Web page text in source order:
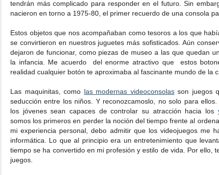
tendrán más complicado para responder en el futuro. Sin
nacieron en torno a 1975-80, el primer recuerdo de una consola
Estos objetos que nos acompañaban como tesoros a los que
se convirtieron en nuestros juguetes más sofisticados. Aún
dejaron de funcionar, como piezas de museo a las que quedan
la infancia. Me acuerdo del enorme atractivo que estos
realidad cualquier botón te aproximaba al fascinante mundo de la
Las maquinitas, como las modernas videoconsolasson juegos
seducción entre los niños. Y reconozcamoslo, no solo para
los jóvenes sean capaces de controlar su atracción hacia los
somos los primeros en perder la noción del tiempo frente al
mi experiencia personal, debo admitir que los videojuegos me
informática. Lo que al principio era un entretenimiento que
tiempo se ha convertido en mi profesión y estilo de vida. Por ello,
juegos.